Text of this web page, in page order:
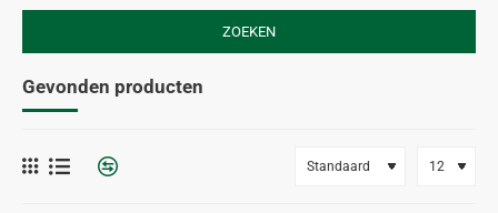
ZOEKEN
Gevonden producten